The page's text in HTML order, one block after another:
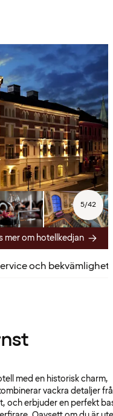
5/42
mer om hotellkedjan
och
med en historisk charm,
vackra detaljer
och erbjuder en perfekt